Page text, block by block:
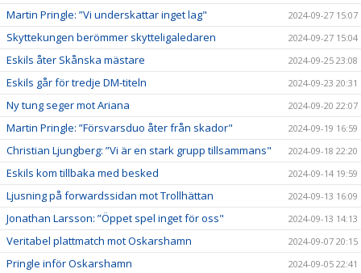
Martin Pringle: ”Vi underskattar inget lag" 2024-09-27 15:07
Skyttekungen berömmer skytteligaledaren 2024-09-27 15:04
Eskils åter Skånska mästare 2024-09-25 23:08
Eskils går för tredje DM-titeln 2024-09-23 20:31
Ny tung seger mot Ariana 2024-09-20 22:07
Martin Pringle: ”Försvarsduo åter från skador" 2024-09-19 16:59
Christian Ljungberg: ”Vi är en stark grupp tillsammans" 2024-09-18 22:20
Eskils kom tillbaka med besked 2024-09-14 19:59
Ljusning på forwardssidan mot Trollhättan 2024-09-13 16:09
Jonathan Larsson: ”Öppet spel inget för oss" 2024-09-13 14:13
Veritabel plattmatch mot Oskarshamn 2024-09-07 20:15
Pringle inför Oskarshamn 2024-09-05 22:41